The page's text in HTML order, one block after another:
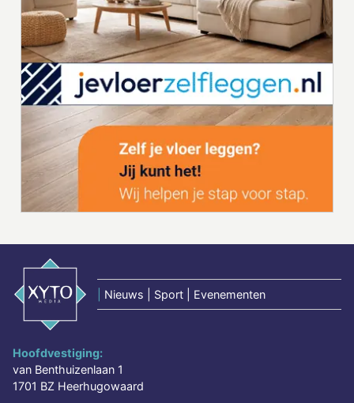
Nieuws | Sport | Evenementen
Hoofdvestiging:
van Benthuizenlaan 1
1701 BZ Heerhugowaard